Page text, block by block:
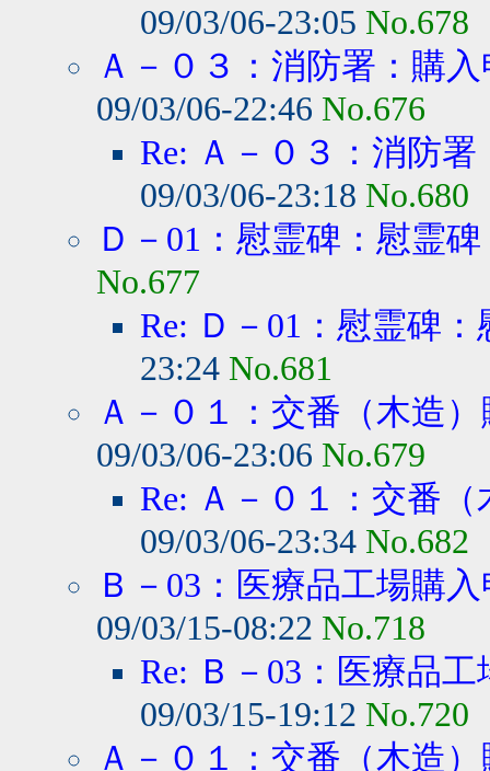
09/03/06-23:05 No.678
Ａ－０３：消防署：購
09/03/06-22:46 No.676
Re: Ａ－０３：消防
09/03/06-23:18 No.680
Ｄ－01：慰霊碑：慰霊碑
No.677
Re: Ｄ－01：慰霊碑：
23:24 No.681
Ａ－０１：交番（木造
09/03/06-23:06 No.679
Re: Ａ－０１：交番（
09/03/06-23:34 No.682
Ｂ－03：医療品工場購
09/03/15-08:22 No.718
Re: Ｂ－03：医療品
09/03/15-19:12 No.720
Ａ－０１：交番（木造